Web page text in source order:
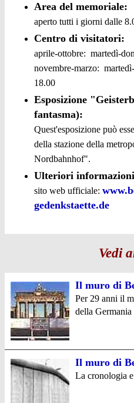
Area del memoriale:
aperto tutti i giorni dalle
Centro di visitatori:
aprile-ottobre: martedì-
novembre-marzo:
18.00
Esposizione
fantasma):
Quest'esposizione può
della stazione della
Nordbahnhof".
Ulteriori
sito web ufficiale:
gedenkstaette.de
Vedi
Il muro di
Per 29 anni il
della Germania
Il muro di
La cronologia